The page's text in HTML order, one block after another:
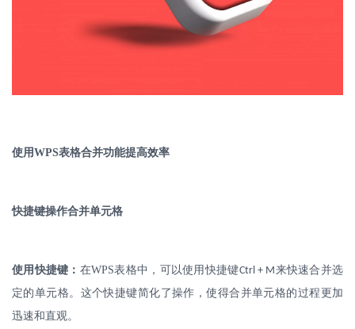
使用WPS表格合并功能提高效率
快捷键操作合并单元格
使用快捷键： 在WPS表格中，可以使用快捷键Ctrl + M来快速合并选
定的单元格。这个快捷键简化了操作，使得合并单元格的过程更加
迅速和直观。